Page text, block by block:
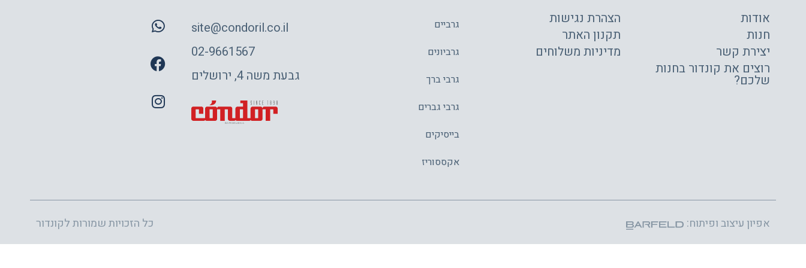
אודות
חנות
יצירת קשר
רוצים את קונדור בחנות
שלכם?
הצהרת נגישות
תקנון האתר
מדיניות משלוחים
גרביים
גרביונים
גרבי ברך
גרבי גברים
בייסיקים
אקססוריז
site@condoril.co.il
02-9661567
גבעת משה 4, ירושלים
אפיון עיצוב ופיתוח: כל הזכויות שמורות לקונדור